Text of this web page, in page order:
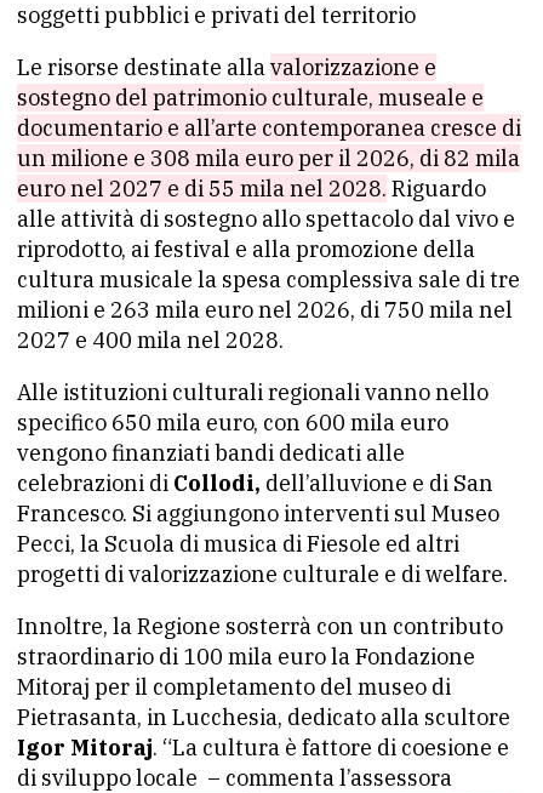
soggetti pubblici e privati del territorio
Le risorse destinate allavalorizzazione e
sostegno del patrimonio culturale, museale e
documentario e all’arte contemporanea cresce di
un milione e 308 mila euro per il 2026, di 82 mila
euro nel 2027 e di 55 mila nel 2028. Riguardo
alle attività di sostegno allo spettacolo dal vivo e
riprodotto, ai festival e alla promozione della
cultura musicale la spesa complessiva sale di tre
milioni e 263 mila euro nel 2026, di 750 mila nel
2027 e 400 mila nel 2028.
Alle istituzioni culturali regionali vanno nello
specifico 650 mila euro, con 600 mila euro
vengono finanziati bandi dedicati alle
celebrazioni di Collodi, dell’alluvione e di San
Francesco. Si aggiungono interventi sul Museo
Pecci, la Scuola di musica di Fiesole ed altri
progetti di valorizzazione culturale e di welfare.
Innoltre, la Regione sosterrà con un contributo
straordinario di 100 mila euro la Fondazione
Mitoraj per il completamento del museo di
Pietrasanta, in Lucchesia, dedicato alla scultore
Igor Mitoraj. “La cultura è fattore di coesione e
di sviluppo locale – commenta l’assessora